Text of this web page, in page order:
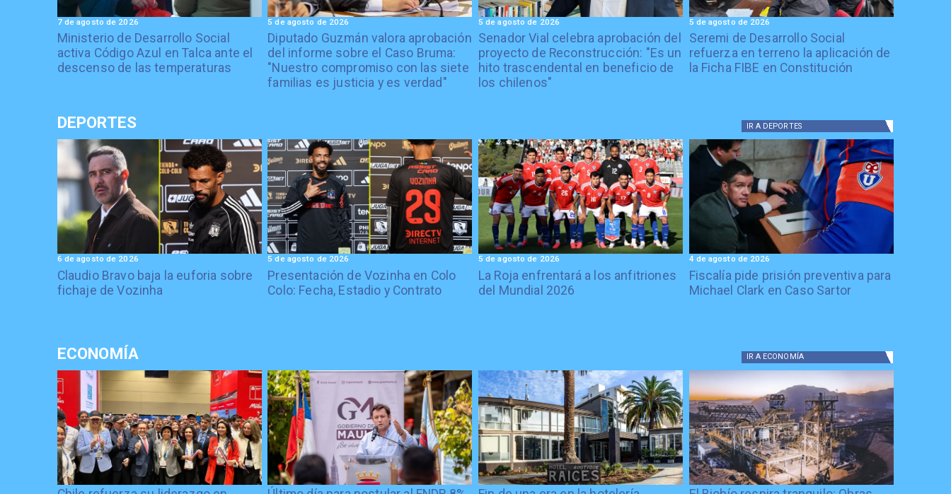
Ministerio de Desarrollo Social
activa Código Azul en Talca ante el
descenso de las temperaturas
7 de agosto de 2026
Diputado Guzmán valora aprobación
del informe sobre el Caso Bruma:
"Nuestro compromiso con las siete
familias es justicia y es verdad"
5 de agosto de 2026
Senador Vial celebra aprobación del
proyecto de Reconstrucción: "Es un
hito trascendental en beneficio de
los chilenos"
5 de agosto de 2026
Seremi de Desarrollo Social
refuerza en terreno la aplicación de
la Ficha FIBE en Constitución
5 de agosto de 2026
DEPORTES IR A DEPORTES
Claudio Bravo baja la euforia sobre
fichaje de Vozinha
6 de agosto de 2026
Presentación de Vozinha en Colo
Colo: Fecha, Estadio y Contrato
5 de agosto de 2026
La Roja enfrentará a los anfitriones
del Mundial 2026
5 de agosto de 2026
Fiscalía pide prisión preventiva para
Michael Clark en Caso Sartor
4 de agosto de 2026
ECONOMÍA IR A ECONOMÍA